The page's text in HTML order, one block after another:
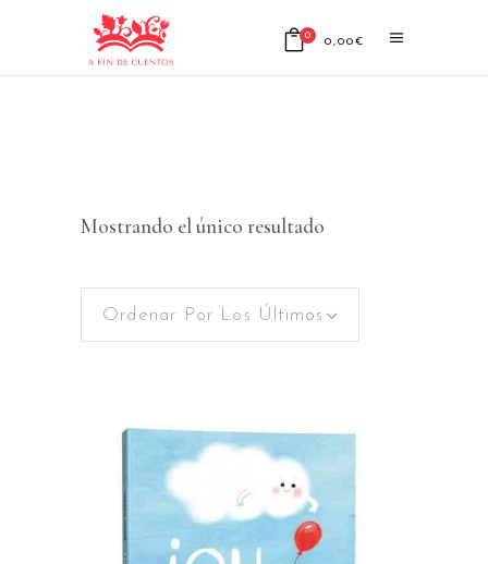
0 0,00€
Mostrando el único resultado
Ordenar Por Los Últimos